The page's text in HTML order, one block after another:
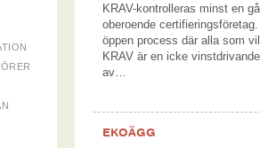
KRAV-kontrolleras minst en
oberoende
öppen process där alla som
KRAV är en icke
av…
EKOÄGG